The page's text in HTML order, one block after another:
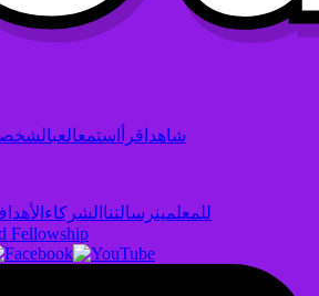
شاهد اقرأ استمعالعب
للمعلمينرسالتنا الشركاء
Fellowship